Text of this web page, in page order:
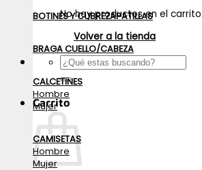
No hay productos en el carrito.
Volver a la tienda
Buscar
por:
Carrito
BOTINES Y CUBREZAPATILLAS
BRAGA CUELLO/CABEZA
CALCETINES
Hombre
Mujer
CAMISETAS
Hombre
Mujer